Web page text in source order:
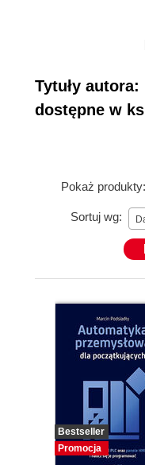
Mistrzostw Polski
Tytuły
dostępne w
Pokaż produkty:
Sortuj wg:
Bestseller
Promocja